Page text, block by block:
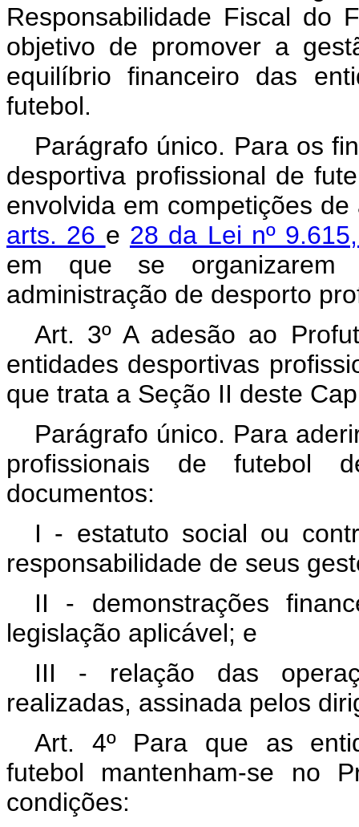
Responsabilidade Fiscal do
objetivo de promover a
equilíbrio financeiro das
futebol.
Parágrafo único. Para os
desportiva profissional de
envolvida em competições
arts. 26 e 28 da Lei nº
em que se organizarem
administração de desporto
Art. 3º A adesão ao
entidades desportivas
que trata a Seção II deste
Parágrafo único. Para
profissionais de futebol
documentos:
I - estatuto social ou
responsabilidade de seus
II - demonstrações
legislação aplicável; e
III - relação das
realizadas, assinada pelos
Art. 4º Para que as
futebol mantenham-se no
condições: